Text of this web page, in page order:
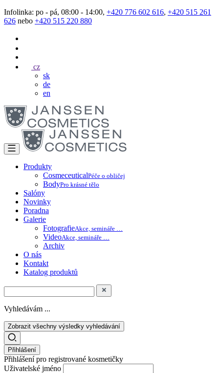
Infolinka: po - pá, 08:00 - 14:00, +420 776 602 616, +420 515 261
626 nebo +420 515 220 880
cz
sk
de
en
Produkty
CosmeceuticalPéče o obličej
BodyPro krásné tělo
Salóny
Novinky
Poradna
Galerie
FotografieAkce, semináře …
VideoAkce, semináře …
Archiv
O nás
Kontakt
Katalog produktů
Vyhledávám ...
Zobrazit všechny výsledky vyhledávání
Přihlášení
Přihlášení pro registrované kosmetičky
Uživatelské jméno